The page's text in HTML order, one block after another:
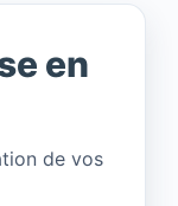
en
de vos